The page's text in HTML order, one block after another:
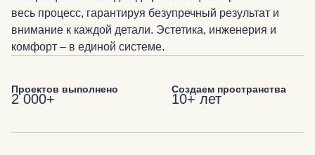
весь процесс, гарантируя безупречный результат и
внимание к каждой детали. Эстетика, инженерия и
комфорт – в единой системе.
Проектов выполнено
2 000+
Создаем пространства
10+ лет